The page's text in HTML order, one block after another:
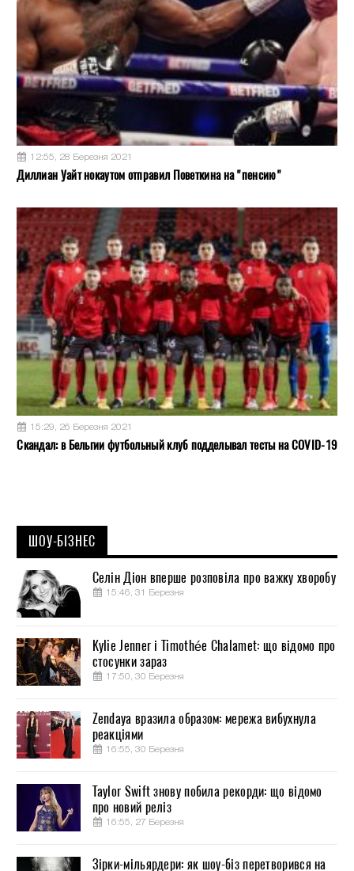
12:55, 28 Березня 2021
Диллиан Уайт нокаутом отправил Поветкина на "пенсию"
15:29, 26 Березня 2021
Скандал: в Бельгии футбольный клуб подделывал тесты на COVID-19
ШОУ-БІЗНЕС
Селін Діон вперше розповіла про важку хворобу
15:46, 31 Березня
Kylie Jenner і Timothée Chalamet: що відомо про
стосунки зараз
17:50, 30 Березня
Zendaya вразила образом: мережа вибухнула
реакціями
16:55, 30 Березня
Taylor Swift знову побила рекорди: що відомо
про новий реліз
16:55, 27 Березня
Зірки-мільярдери: як шоу-біз перетворився на